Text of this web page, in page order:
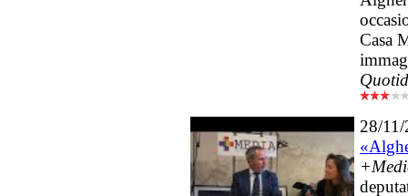
Casa
28/